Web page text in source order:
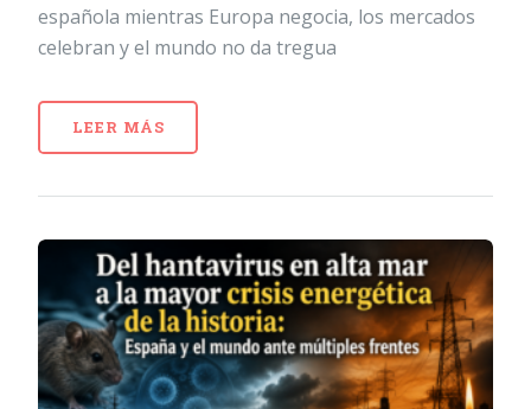
española mientras Europa negocia, los mercados
celebran y el mundo no da tregua
LEER MÁS